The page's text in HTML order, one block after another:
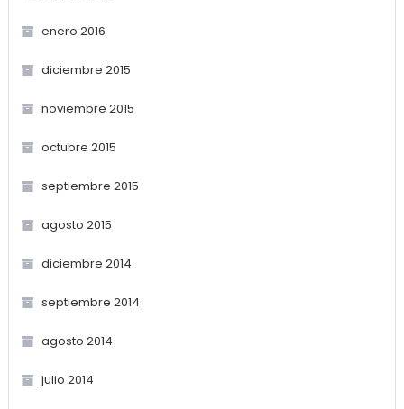
enero 2016
diciembre 2015
noviembre 2015
octubre 2015
septiembre 2015
agosto 2015
diciembre 2014
septiembre 2014
agosto 2014
julio 2014